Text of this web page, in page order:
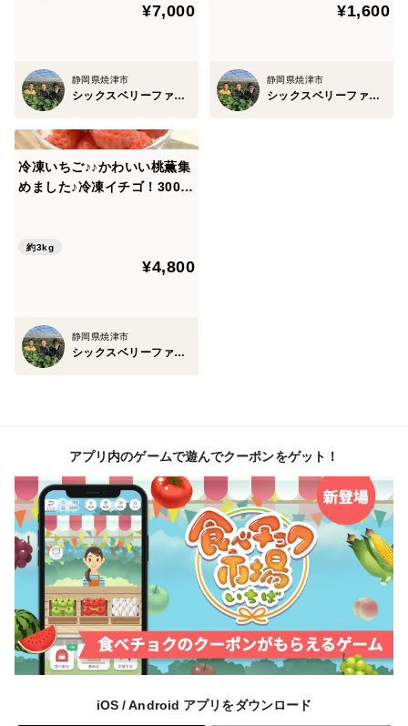
カード同封します♪】¥7,000
静岡県焼津市
シックスベリーファーマーズ 松田農園
¥1,600
静岡県焼津市
シックスベリーファーマーズ 松田農園
冷凍いちご♪♪かわいい桃薫集
めました♪冷凍イチゴ！3000
希望の方にはバースデーカー
約3kg
¥4,800
静岡県焼津市
シックスベリーファーマーズ 松田農園
アプリ内のゲームで遊んでクーポンをゲット！
iOS / Android アプリをダウンロード